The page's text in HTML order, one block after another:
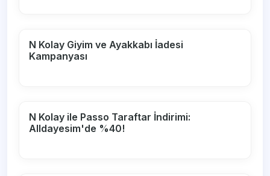
N Kolay Giyim ve Ayakkabı İadesi
Kampanyası
N Kolay ile Passo Taraftar İndirimi:
Alldayesim'de %40!